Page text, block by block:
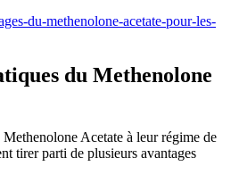
du-methenolone-acetate-pour-les-
du Methenolone
Acetate à leur régime de
tirer parti de plusieurs avantages